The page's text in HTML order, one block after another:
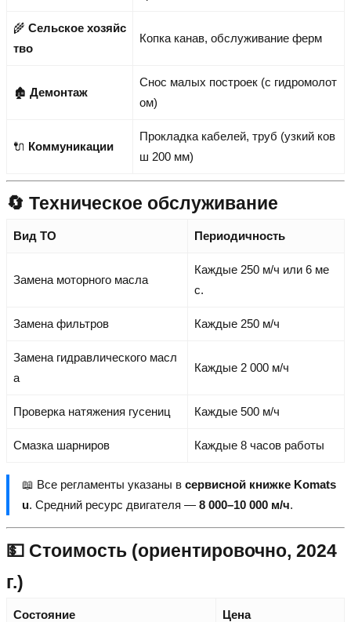
🌾 Сельское хозяйс
тво
Копка канав, обслуживание ферм
🏚️ Демонтаж
Снос малых построек (с гидромолот
ом)
🔌 Коммуникации
Прокладка кабелей, труб (узкий ков
ш 200 мм)
🔄 Техническое обслуживание
Вид ТО Периодичность
Замена моторного масла
Каждые 250 м/ч или 6 ме
с.
Замена фильтров Каждые 250 м/ч
Замена гидравлического масл
а
Каждые 2 000 м/ч
Проверка натяжения гусениц Каждые 500 м/ч
Смазка шарниров Каждые 8 часов работы
📖 Все регламенты указаны в сервисной книжке Komats
u. Средний ресурс двигателя — 8 000–10 000 м/ч.
💵 Стоимость (ориентировочно, 2024
г.)
Состояние Цена